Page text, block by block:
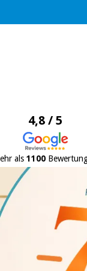
4,8 / 5
als1100